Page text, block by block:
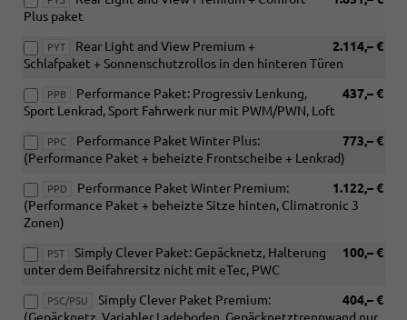
Plus paket
PYT 2.114,– €
Rear Light and View Premium +
Schlafpaket + Sonnenschutzrollos in den hinteren Türen
PPB 437,– €
Performance Paket: Progressiv Lenkung,
Sport Lenkrad, Sport Fahrwerk nur mit PWM/PWN, Loft
PPC 773,– €
Performance Paket Winter Plus:
(Performance Paket + beheizte Frontscheibe + Lenkrad)
PPD 1.122,– €
Performance Paket Winter Premium:
(Performance Paket + beheizte Sitze hinten, Climatronic 3
Zonen)
PST 100,– €
Simply Clever Paket: Gepäcknetz, Halterung
unter dem Beifahrersitz nicht mit eTec, PWC
PSC/PSU 404,– €
Simply Clever Paket Premium: